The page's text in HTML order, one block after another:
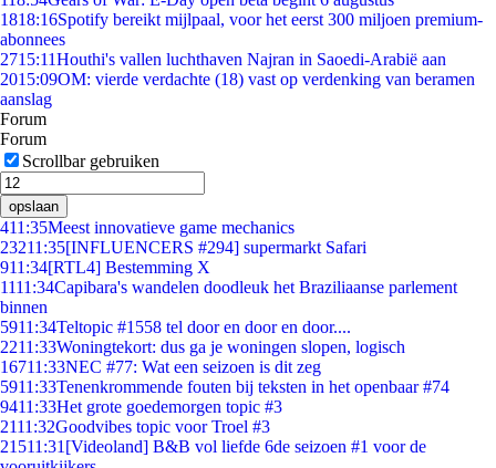
1818:16Spotify bereikt mijlpaal, voor het eerst 300 miljoen premium-
abonnees
2715:11Houthi's vallen luchthaven Najran in Saoedi-Arabië aan
2015:09OM: vierde verdachte (18) vast op verdenking van beramen
aanslag
Forum
Forum
Scrollbar gebruiken
opslaan
411:35Meest innovatieve game mechanics
23211:35[INFLUENCERS #294] supermarkt Safari
911:34[RTL4] Bestemming X
1111:34Capibara's wandelen doodleuk het Braziliaanse parlement
binnen
5911:34Teltopic #1558 tel door en door en door....
2211:33Woningtekort: dus ga je woningen slopen, logisch
16711:33NEC #77: Wat een seizoen is dit zeg
5911:33Tenenkrommende fouten bij teksten in het openbaar #74
9411:33Het grote goedemorgen topic #3
2111:32Goodvibes topic voor Troel #3
21511:31 [Videoland] B&B vol liefde 6de seizoen #1 voor de